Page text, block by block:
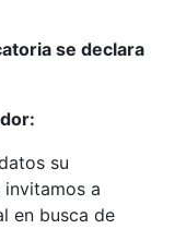
se declara
su
a
en busca de